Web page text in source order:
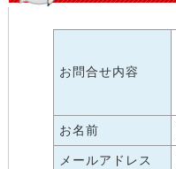
お問合せ内容
お名前
メールアドレス